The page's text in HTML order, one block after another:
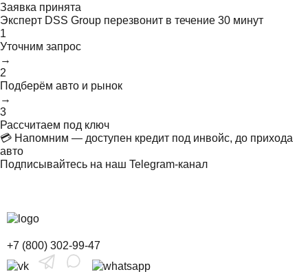
Заявка принята
Эксперт DSS Group перезвонит в течение 30 минут
1
Уточним запрос
→
2
Подберём авто и рынок
→
3
Рассчитаем под ключ
💳 Напомним — доступен кредит под инвойс, до прихода
авто
Подписывайтесь на наш Telegram-канал
+7 (800) 302-99-47